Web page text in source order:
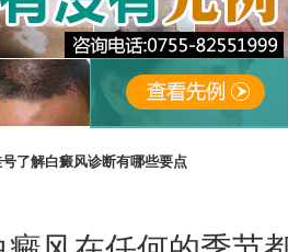
了解白癜风诊断有哪些要点